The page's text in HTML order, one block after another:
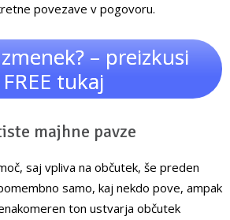
povezave v pogovoru.
– preizkusi
FREE tukaj
majhne pavze
saj vpliva na občutek, še preden
samo, kaj nekdo pove, ampak
ton ustvarja občutek